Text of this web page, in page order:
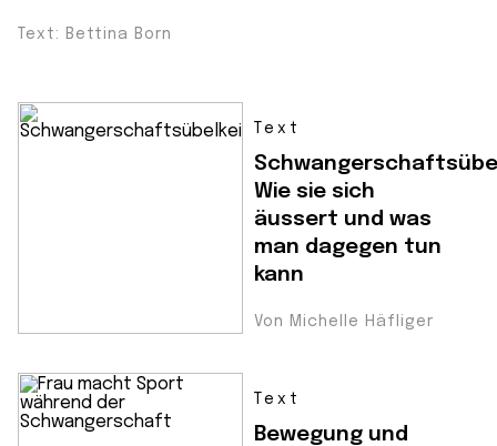
Text: Bettina Born
Text
Wie sie sich
äussert und was
man dagegen tun
kann
Von Michelle Häfliger
Text
Bewegung und